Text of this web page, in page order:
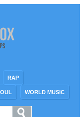
RAP
WORLD MUSIC